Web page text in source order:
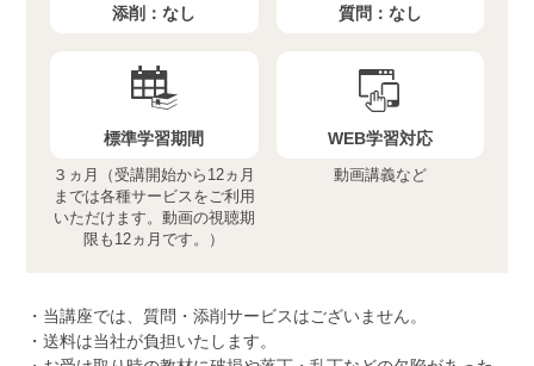
添削：なし 質問： なし
標準学習期間
３ヵ月（受講開始から12ヵ月
までは各種サービスをご利用
いただけます。動画の視聴期
限も12ヵ月です。）
WEB学習対応
動画講義など
当講座では、質問・添削サービスはございません。
送料は当社が負担いたします。